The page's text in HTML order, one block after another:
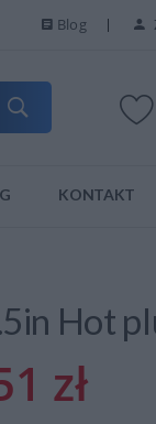
Blog
KONTAKT
Hot
zł